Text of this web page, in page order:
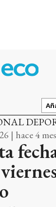
| hace 4